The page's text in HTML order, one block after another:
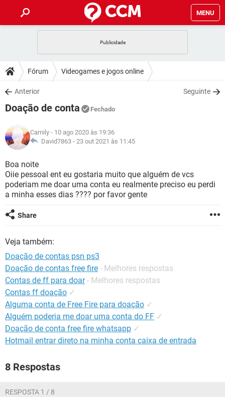
MENU
CELULAR FACEBOOK
OUTLOOK
INSTAGRAM
DICAS
JOGOS WHATSAPP
INSTAGRAM
GUIA DE COMPRAS
DOWNLOADS
JOGOS
OUTLOOK EXCEL
INSTAGRAM
GUIA DE COMPRAS
FÓRUM
JOGOS
CELULAR
OUTLOOK
INSTAGRAM GMAIL
GLOSSÁRIO
CELULAR FACEBOOK
OUTLOOK EXCEL
INSTAGRAM
Fórum Videogames e jogos online
Anterior Seguinte
Doação de conta Fechado
Camily - 10 ago 2020 às 19:36
David7863 - 23 out 2021 às 11:45
Boa noite
Oiie pessoal ent eu gostaria muito que alguém de vcs
poderiam me doar uma conta eu realmente preciso eu perdi
a minha esses dias ???? por favor gente
Share
Veja também:
Doação de contas psn ps3
Doação de contas free fire - Melhores respostas
Contas de ff para doar - Melhores respostas
Contas ff doação ✓
Alguma conta de Free Fire para doação ✓
Alguém poderia me doar uma conta do FF ✓
Doação de conta free fire whatsapp ✓
Hotmail entrar direto na minha conta caixa de entrada
8 Respostas
RESPOSTA 1 / 8